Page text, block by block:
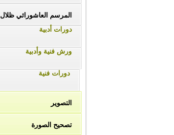
المرسم العاشورائي ظلال
دورات أدبية
ورش فنية وأدبية
دورات فنية
التصوير
تصحيح الصورة